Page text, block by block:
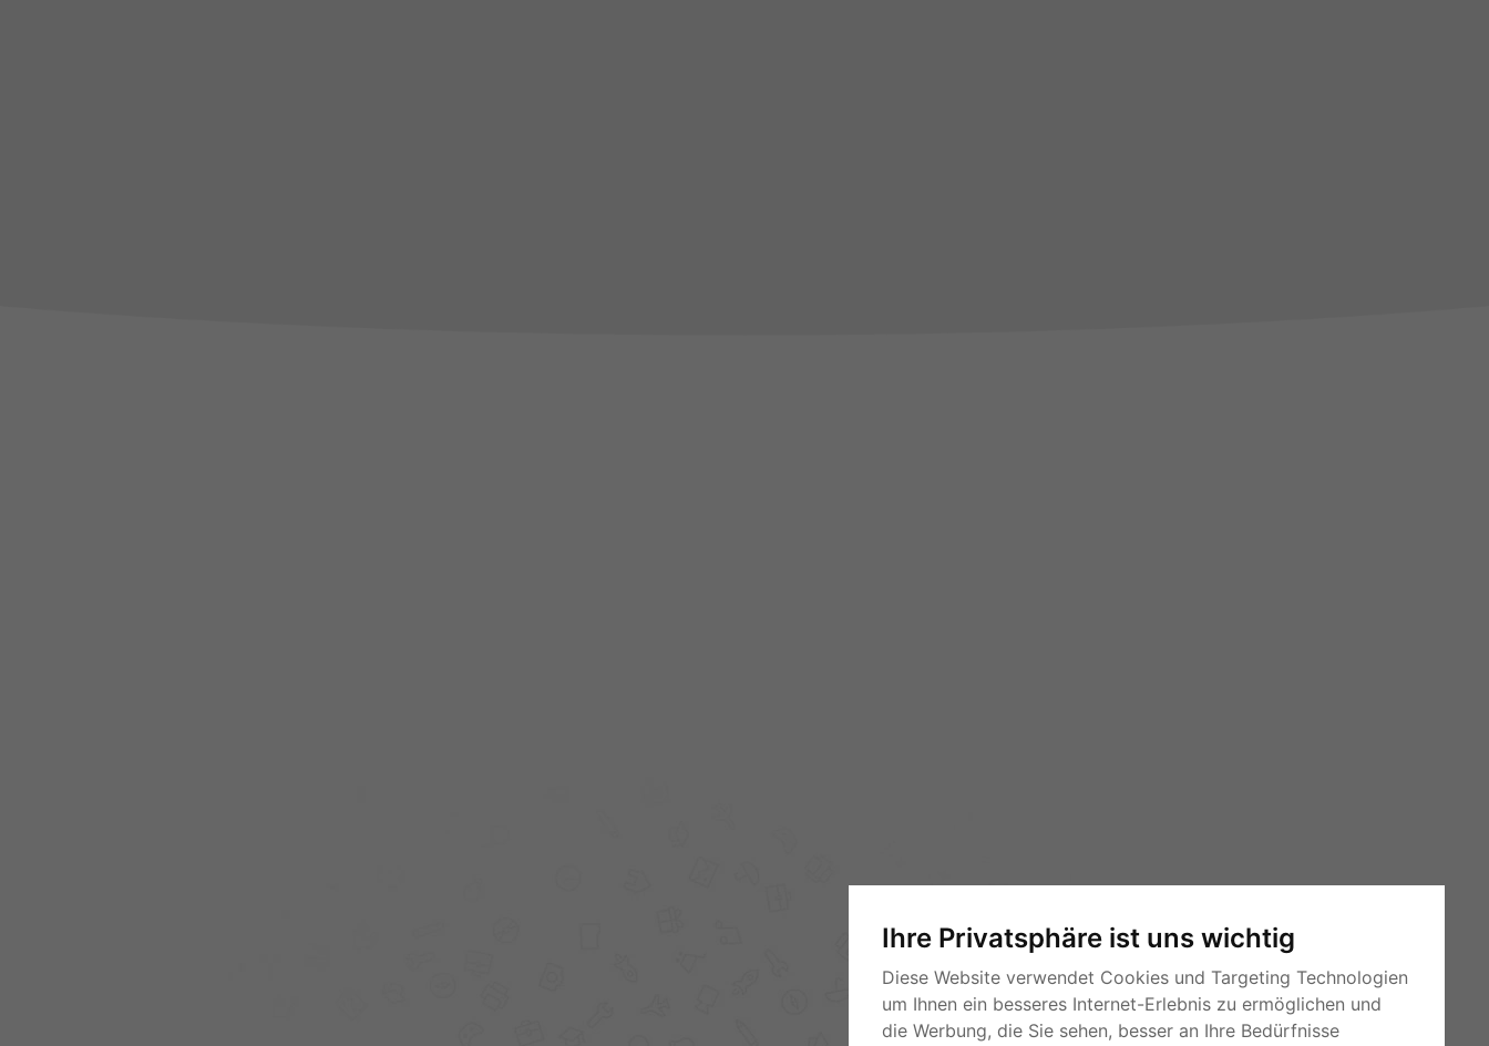
Ihre Privatsphäre ist uns wichtig
Diese Website verwendet Cookies und Targeting Technologien
um Ihnen ein besseres Internet-Erlebnis zu ermöglichen und
die Werbung, die Sie sehen, besser an Ihre Bedürfnisse